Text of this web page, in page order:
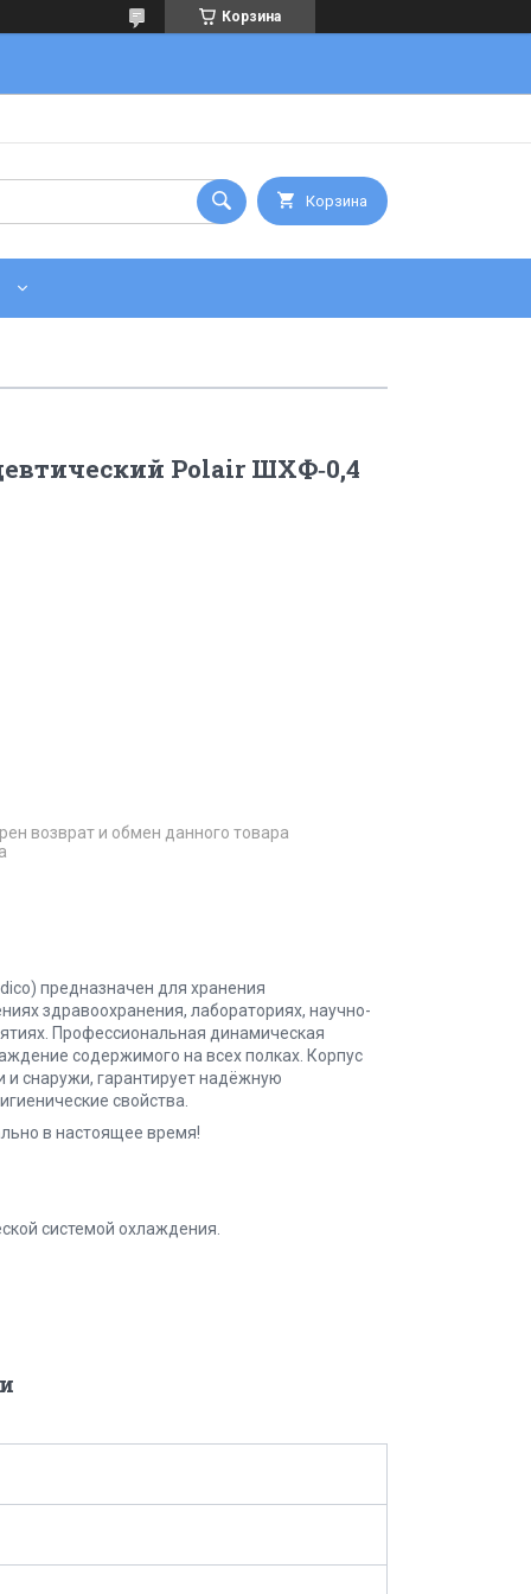
Корзина
Корзина
Polair ШХФ‑0,4
возврат и обмен данного товара
предназначен для хранения
здравоохранения, лабораториях, научно-
Профессиональная динамическая
содержимого на всех полках. Корпус
снаружи, гарантирует надёжную
свойства.
в настоящее время!
системой охлаждения.